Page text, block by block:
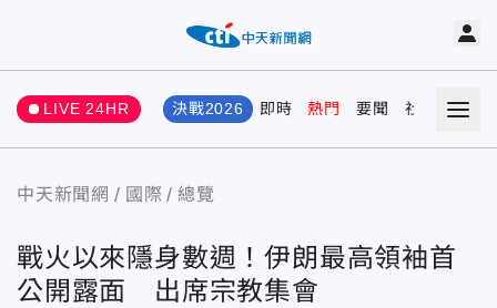
LIVE 24HR 決戰2026 即時 熱門 要聞 社會 娛樂
中天新聞網 國際 總覽
戰火以來隱身數週！伊朗最高領袖首
公開露面 出席宗教集會